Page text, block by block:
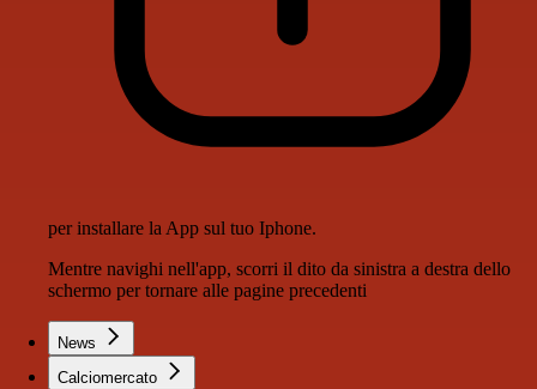
per installare la App sul tuo Iphone.
Mentre navighi nell'app, scorri il dito da sinistra a destra dello
schermo per tornare alle pagine precedenti
News
Calciomercato